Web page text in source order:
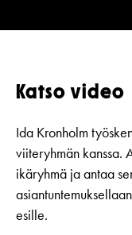
Katso video
Ida Kronholm
viiteryhmän kanssa.
ikäryhmä ja antaa
esille.